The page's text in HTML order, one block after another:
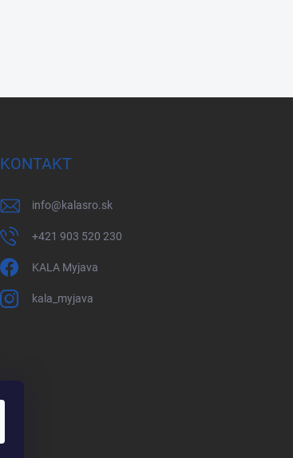
KONTAKT
info@kalasro.sk
+421 903 520 230
KALA Myjava
kala_myjava